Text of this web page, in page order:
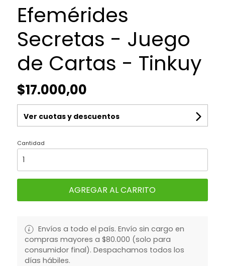
Efemérides
Secretas - Juego
de Cartas - Tinkuy
$17.000,00
Ver cuotas y descuentos
Cantidad
AGREGAR AL CARRITO
Envíos a todo el país. Envío sin cargo en
compras mayores a $80.000 (solo para
consumidor final). Despachamos todos los
días hábiles.